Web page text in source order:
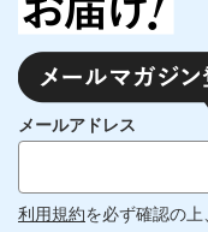
メールアドレス
利用規約を必ず確認の上